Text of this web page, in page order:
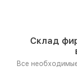
Склад
Все